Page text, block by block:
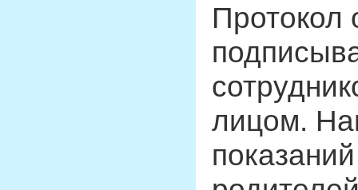
Протокол
лицом.